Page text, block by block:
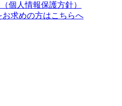
個人情報保護方針）
求めの方はこちらへ